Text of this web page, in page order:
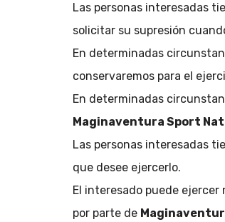
Las personas interesadas
solicitar su supresión
En determinadas
conservaremos para el
En determinadas
Maginaventura Sport
Las personas interesadas
que desee ejercerlo.
El interesado puede
por parte de